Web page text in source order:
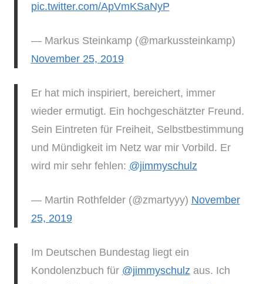
pic.twitter.com/ApVmKSaNyP
— Markus Steinkamp (@markussteinkamp)
November 25, 2019
Er hat mich inspiriert, bereichert, immer
wieder ermutigt. Ein hochgeschätzter Freund.
Sein Eintreten für Freiheit, Selbstbestimmung
und Mündigkeit im Netz war mir Vorbild. Er
wird mir sehr fehlen: @jimmyschulz
— Martin Rothfelder (@zmartyyy) November
25, 2019
Im Deutschen Bundestag liegt ein
Kondolenzbuch für @jimmyschulz aus. Ich